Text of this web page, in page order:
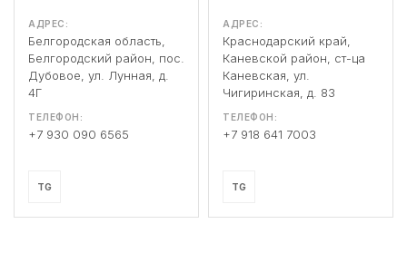
АДРЕС:
Белгородская область,
Белгородский район, пос.
Дубовое, ул. Лунная, д.
4Г
ТЕЛЕФОН:
+7 930 090 6565
TG
АДРЕС:
Краснодарский край,
Каневской район, ст-ца
Каневская, ул.
Чигиринская, д. 83
ТЕЛЕФОН:
+7 918 641 7003
TG